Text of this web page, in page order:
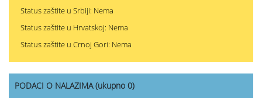
Status zaštite u Srbiji: Nema
Status zaštite u Hrvatskoj: Nema
Status zaštite u Crnoj Gori: Nema
PODACI O NALAZIMA (ukupno 0)